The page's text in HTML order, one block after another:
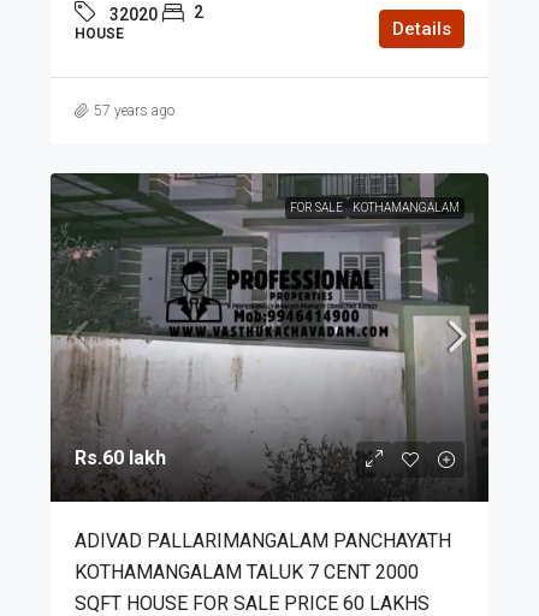
32020 2
HOUSE Details
57 years ago
FOR SALE KOTHAMANGALAM
Rs.60 lakh
ADIVAD PALLARIMANGALAM PANCHAYATH
KOTHAMANGALAM TALUK 7 CENT 2000
SQFT HOUSE FOR SALE PRICE 60 LAKHS